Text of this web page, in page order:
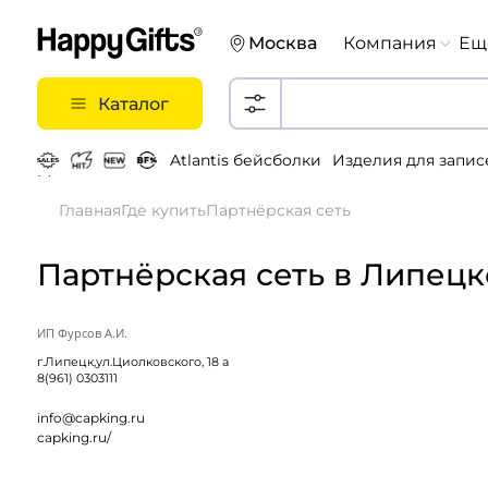
Москва Компания
Каталог
Atlantis бейсболки
Изделия для
Металлические ручки
ГлавнаяГде купитьПартнёрская сеть
Партнёрская сеть в
ИП Фурсов А.И.
г.Липецк,ул.Циолковского, 18 а
8(961) 0303111
info@capking.ru
capking.ru/